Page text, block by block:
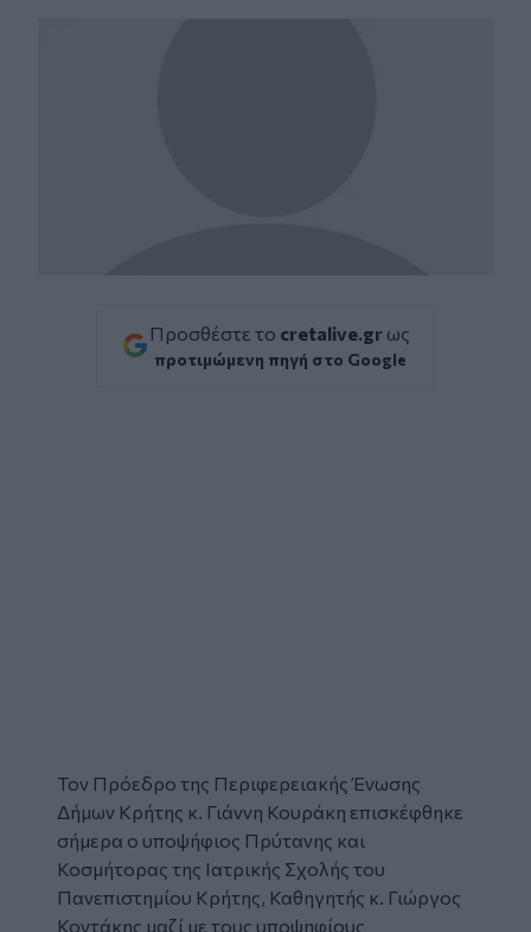
Προσθέστε το cretalive.gr ως
προτιμώμενη πηγή στο Google
Τον Πρόεδρο της Περιφερειακής Ένωσης
Δήμων Κρήτης κ. Γιάννη Κουράκη επισκέφθηκε
σήμερα ο υποψήφιος Πρύτανης και
Κοσμήτορας της Ιατρικής Σχολής του
Πανεπιστημίου Κρήτης, Καθηγητής κ. Γιώργος
Κοντάκης μαζί με τους υποψηφίους